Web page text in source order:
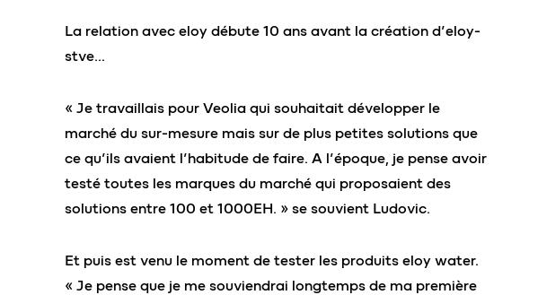
La relation avec eloy débute 10 ans avant la création d’eloy-
stve…
« Je travaillais pour Veolia qui souhaitait développer le
marché du sur-mesure mais sur de plus petites solutions que
ce qu’ils avaient l’habitude de faire. A l’époque, je pense avoir
testé toutes les marques du marché qui proposaient des
solutions entre 100 et 1000EH. » se souvient Ludovic.
Et puis est venu le moment de tester les produits eloy water.
« Je pense que je me souviendrai longtemps de ma première